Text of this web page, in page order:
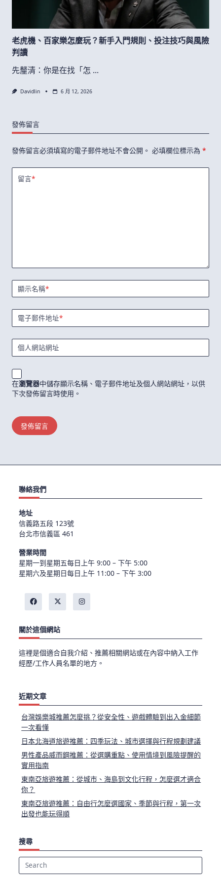
老虎機、百家樂怎麼玩？新手入門規則、投注技巧與風險
判讀
先釐清：你是在找「怎 ...
Davidlin 6 月 12, 2026
發佈留言
發佈留言必須填寫的電子郵件地址不會公開。 必填欄位標示為 *
留言*
顯示名稱*
電子郵件地址*
個人網站網址
在瀏覽器中儲存顯示名稱、電子郵件地址及個人網站網址，以供
下次發佈留言時使用。
聯絡我們
地址
信義路五段 123號
台北市信義區 461
營業時間
星期一到星期五每日上午 9:00 – 下午 5:00
星期六及星期日每日上午 11:00 – 下午 3:00
關於這個網站
這裡是個適合自我介紹、推薦相關網站或在內容中納入工作
經歷/工作人員名單的地方。
近期文章
台灣娛樂城推薦怎麼挑？從安全性、遊戲體驗到出入金細節
一次看懂
日本北海道旅遊推薦：四季玩法、城市選擇與行程規劃建議
男性產品威而鋼推薦：從選購重點、使用情境到風險提醒的
實用指南
東南亞旅遊推薦：從城市、海島到文化行程，怎麼選才適合
你？
東南亞旅遊推薦：自由行怎麼選國家、季節與行程，第一次
出發也能玩得順
搜尋
Search